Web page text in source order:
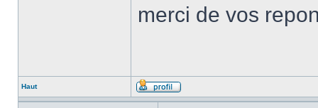
merci de vos
Haut